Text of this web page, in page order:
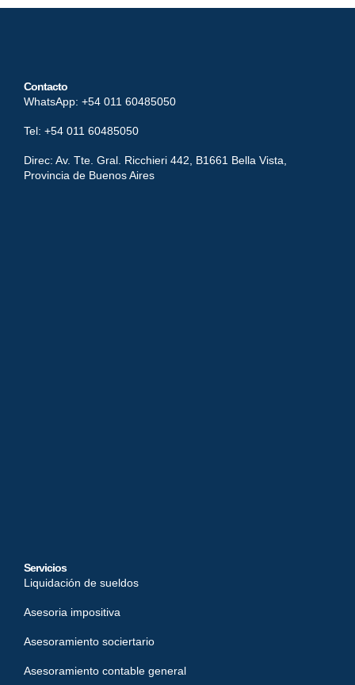
Contacto
WhatsApp: +54 011 60485050
Tel: +54 011 60485050
Direc: Av. Tte. Gral. Ricchieri 442, B1661 Bella Vista,
Provincia de Buenos Aires
Servicios
Liquidación de sueldos
Asesoria impositiva
Asesoramiento sociertario
Asesoramiento contable general